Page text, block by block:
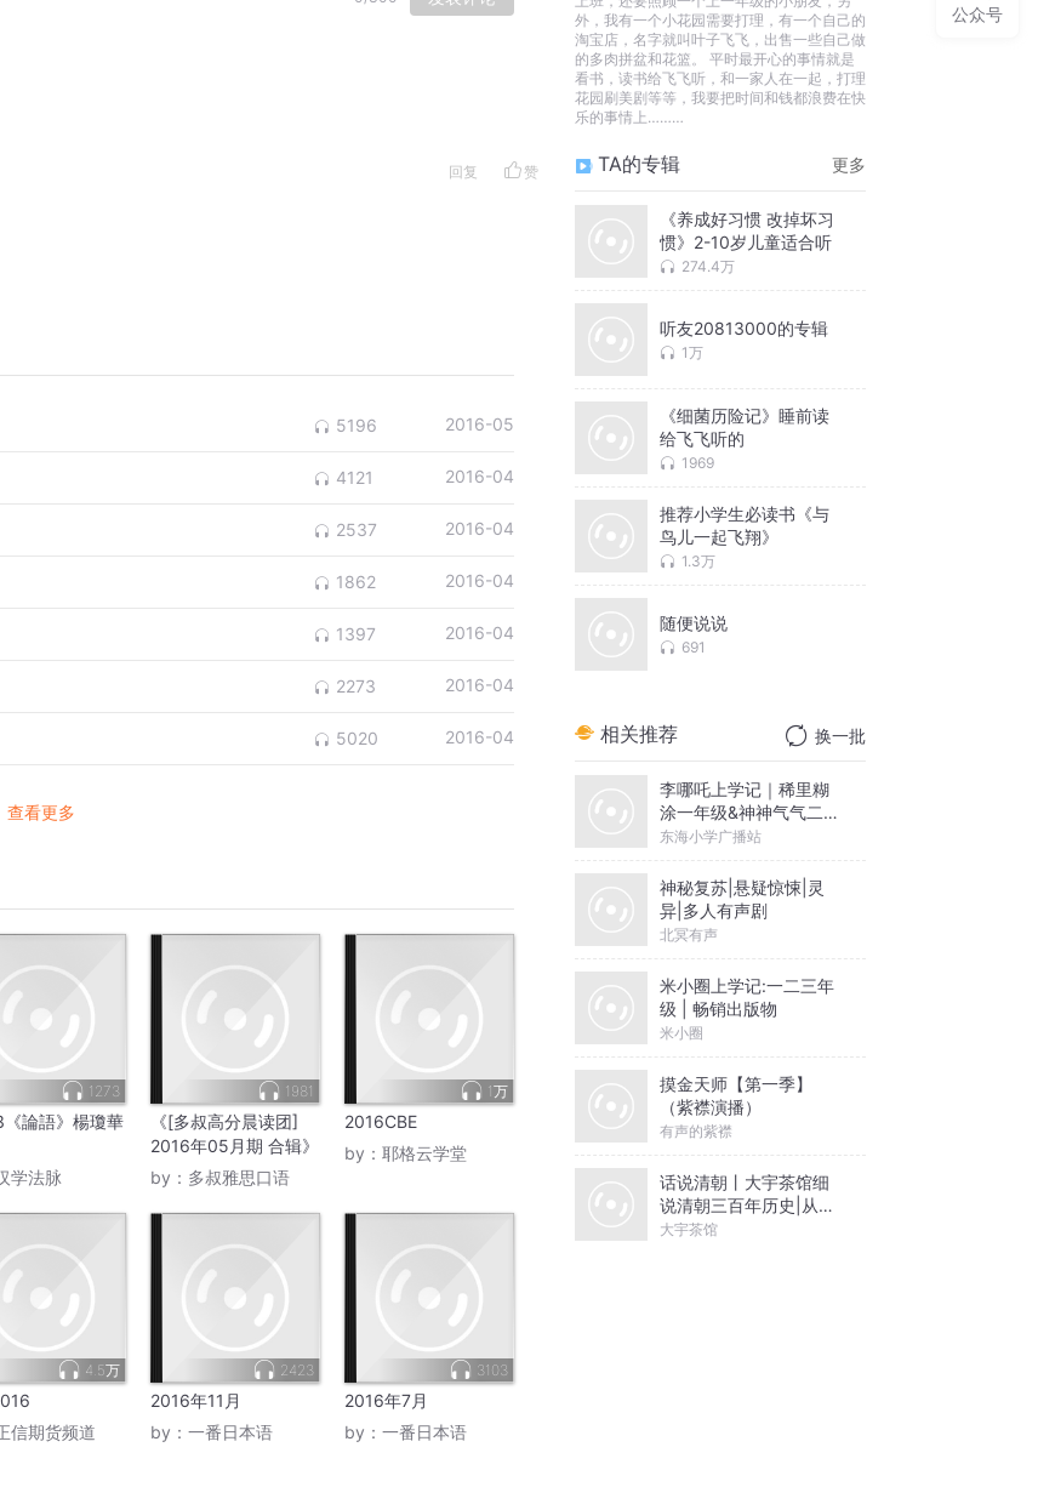
回复 赞
5196 2016-05
4121 2016-04
2537 2016-04
1862 2016-04
1397 2016-04
2273 2016-04
5020 2016-04
查看更多
1273
論語》楊瓊華
学法脉
1981
《[多叔高分晨读团]
2016年05月期 合辑》
by： 多叔雅思口语
1万
2016CBE
by： 耶格云学堂
4.5万
信期货频道
2423
2016年11月
by： 一番日本语
3103
2016年7月
by： 一番日本语
外，我有一个小花园需要打理，有一个自己的
淘宝店，名字就叫叶子飞飞，出售一些自己做
的多肉拼盆和花篮。 平时最开心的事情就是
看书，读书给飞飞听，和一家人在一起，打理
花园刷美剧等等，我要把时间和钱都浪费在快
乐的事情上………
TA的专辑 更多
《养成好习惯 改掉坏习
惯》2-10岁儿童适合听
274.4万
听友20813000的专辑
1万
《细菌历险记》睡前读
给飞飞听的
1969
推荐小学生必读书《与
鸟儿一起飞翔》
1.3万
随便说说
691
相关推荐 换一批
李哪吒上学记｜稀里糊
涂一年级&神神气气二年
级
东海小学广播站
神秘复苏|悬疑惊悚|灵
异|多人有声剧
北冥有声
米小圈上学记:一二三年
级 | 畅销出版物
米小圈
摸金天师【第一季】
（紫襟演播）
有声的紫襟
话说清朝丨大宇茶馆细
说清朝三百年历史|从努
尔哈赤到末代皇帝溥仪|
大宇茶馆
公众号